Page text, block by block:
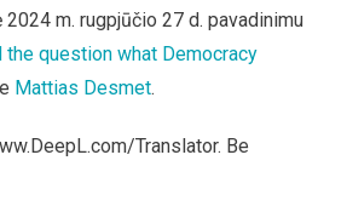
m. rugpjūčio 27 d. pavadinimu
the question what Democracy
Mattias Desmet.
Translator. Be